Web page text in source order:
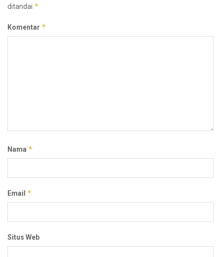
ditandai *
Komentar *
Nama *
Email *
Situs Web